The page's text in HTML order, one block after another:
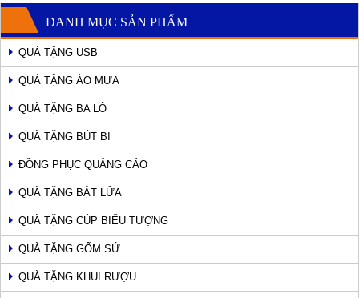
DANH MỤC SẢN PHẨM
QUÀ TẶNG USB
QUÀ TẶNG ÁO MƯA
QUÀ TẶNG BA LÔ
QUÀ TẶNG BÚT BI
ĐỒNG PHỤC QUẢNG CÁO
QUÀ TẶNG BẬT LỬA
QUÀ TẶNG CÚP BIỂU TƯỢNG
QUÀ TẶNG GỐM SỨ
QUÀ TẶNG KHUI RƯỢU